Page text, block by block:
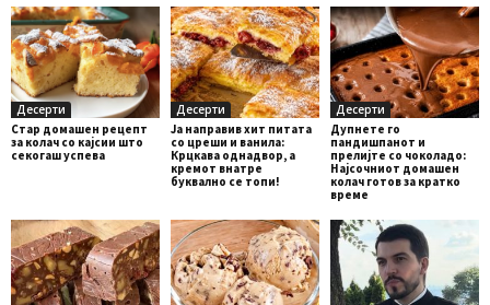
Десерти
Стар домашен рецепт
за колач со кајсии што
секогаш успева
Десерти
Ја направив хит питата
со цреши и ванила:
Крцкава однадвор, а
кремот внатре
буквално се топи!
Десерти
Дупнете го
пандишпанот и
прелијте со чоколадо:
Најсочниот домашен
колач готов за кратко
време